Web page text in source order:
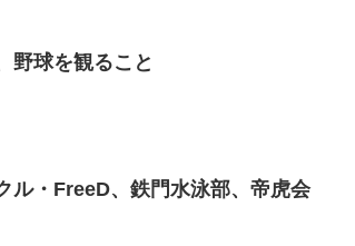
野球を観ること
ル・FreeD、鉄門水泳部、帝虎会